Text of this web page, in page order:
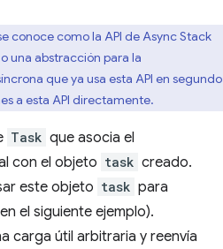
conoce como la API de Async Stack
una abstracción para la
que ya usa esta API en segundo
a esta API directamente.
Task que asocia el
con el objeto task creado.
este objeto task para
en el siguiente ejemplo).
carga útil arbitraria y reenvía